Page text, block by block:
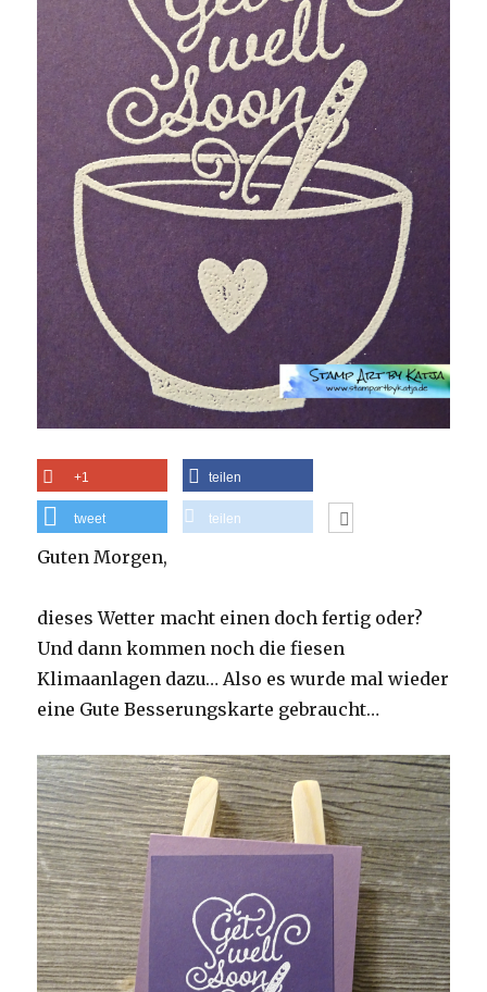
+1 teilen
tweet teilen
Guten Morgen,
dieses Wetter macht einen doch fertig oder?
Und dann kommen noch die fiesen
Klimaanlagen dazu… Also es wurde mal wieder
eine Gute Besserungskarte gebraucht…